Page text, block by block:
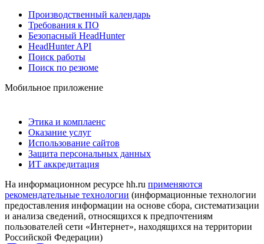
Производственный календарь
Требования к ПО
Безопасный HeadHunter
HeadHunter API
Поиск работы
Поиск по резюме
Мобильное приложение
Этика и комплаенс
Оказание услуг
Использование сайтов
Защита персональных данных
ИТ аккредитация
На информационном ресурсе hh.ru применяются
рекомендательные технологии (информационные технологии
предоставления информации на основе сбора, систематизации
и анализа сведений, относящихся к предпочтениям
пользователей сети «Интернет», находящихся на территории
Российской Федерации)